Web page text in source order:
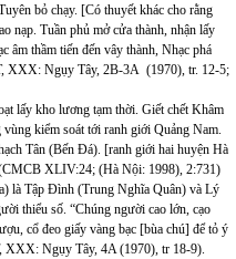
bỏ chạy. [Có thuyết khác cho rằng
nạp. Tuần phủ mở cửa thành, nhận lấy
âm thầm tiến đến vây thành, Nhạc phá
XXX: Ngụy Tây, 2B-3A (1970), tr. 12-5;
lấy kho lương tạm thời. Giết chết Khâm
kiểm soát tới ranh giới Quảng Nam.
Tân (Bến Đá). [ranh giới hai huyện Hà
XLIV:24; (Hà Nội: 1998), 2:731)
là Tập Đình (Trung Nghĩa Quân) và Lý
thiểu số. “Chúng người cao lớn, cạo
cổ đeo giấy vàng bạc [bùa chú] để tỏ ý
XXX: Ngụy Tây, 4A (1970), tr 18-9).